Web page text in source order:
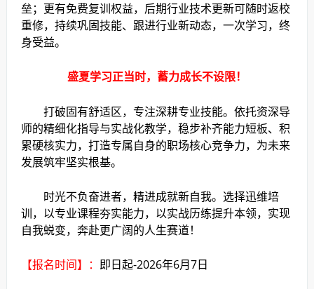
垒；更有免费复训权益，后期行业技术更新可随时返校
重修，持续巩固技能、跟进行业新动态，一次学习，终
身受益。
盛夏学习正当时，蓄力成长不设限！
打破固有舒适区，专注深耕专业技能。依托资深导
师的精细化指导与实战化教学，稳步补齐能力短板、积
累硬核实力，打造专属自身的职场核心竞争力，为未来
发展筑牢坚实根基。
时光不负奋进者，精进成就新自我。选择迅维培
训，以专业课程夯实能力，以实战历练提升本领，实现
自我蜕变，奔赴更广阔的人生赛道！
【报名时间】： 即日起-2026年6月7日